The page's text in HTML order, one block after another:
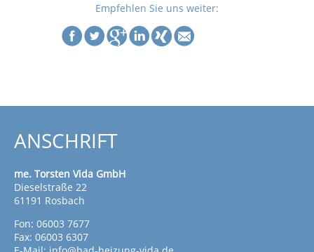
Empfehlen Sie uns weiter:
ANSCHRIFT
me. Torsten Vida GmbH
Dieselstraße 22
61191 Rosbach
Fon: 06003 7677
Fax: 06003 6307